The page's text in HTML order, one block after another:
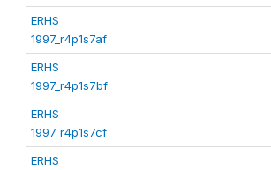
ERHS
1997_r4p1s7af
ERHS
1997_r4p1s7bf
ERHS
1997_r4p1s7cf
ERHS